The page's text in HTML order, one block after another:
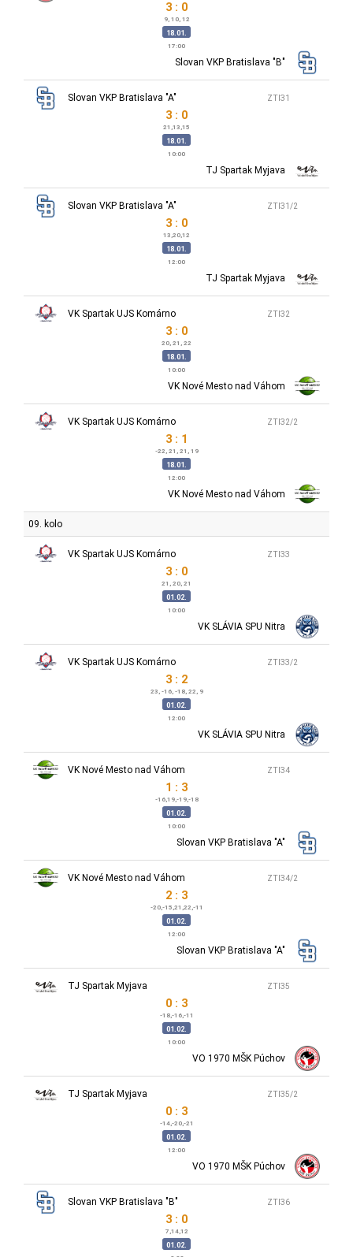
3 : 0
9, 10, 12
18.01.
17:00
Slovan VKP Bratislava "B"
ZTI31
Slovan VKP Bratislava "A"
3 : 0
21,13,15
18.01.
10:00
TJ Spartak Myjava
ZTI31/2
Slovan VKP Bratislava "A"
3 : 0
13,20,12
18.01.
12:00
TJ Spartak Myjava
ZTI32
VK Spartak UJS Komárno
3 : 0
20, 21, 22
18.01.
10:00
VK Nové Mesto nad Váhom
ZTI32/2
VK Spartak UJS Komárno
3 : 1
-22, 21, 21, 19
18.01.
12:00
VK Nové Mesto nad Váhom
09. kolo
ZTI33
VK Spartak UJS Komárno
3 : 0
21, 20, 21
01.02.
10:00
VK SLÁVIA SPU Nitra
ZTI33/2
VK Spartak UJS Komárno
3 : 2
23, -16, -18, 22, 9
01.02.
12:00
VK SLÁVIA SPU Nitra
ZTI34
VK Nové Mesto nad Váhom
1 : 3
-16,19,-19,-18
01.02.
10:00
Slovan VKP Bratislava "A"
ZTI34/2
VK Nové Mesto nad Váhom
2 : 3
-20,-15,21,22,-11
01.02.
12:00
Slovan VKP Bratislava "A"
ZTI35
TJ Spartak Myjava
0 : 3
-18,-16,-11
01.02.
10:00
VO 1970 MŠK Púchov
ZTI35/2
TJ Spartak Myjava
0 : 3
-14,-20,-21
01.02.
12:00
VO 1970 MŠK Púchov
ZTI36
Slovan VKP Bratislava "B"
3 : 0
7,14,12
01.02.